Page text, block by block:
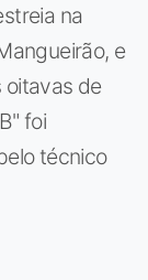
na
e
oitavas de
foi
técnico